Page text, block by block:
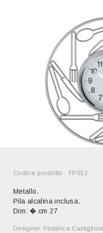
Codice prodotto : FP012
Metallo.
Pila alcalina inclusa.
Dim: � cm 27
Designer: Federica Castiglioni